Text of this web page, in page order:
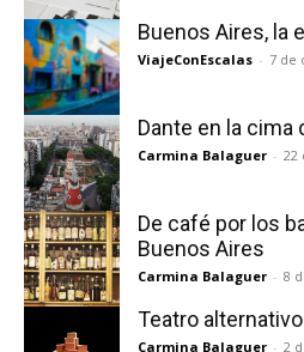
Buenos Aires, la
ViajeConEscalas - 7 de
Dante en la cima
Carmina Balaguer - 22
De café por los
Buenos Aires
Carmina Balaguer - 8
Teatro
Carmina Balaguer - 2